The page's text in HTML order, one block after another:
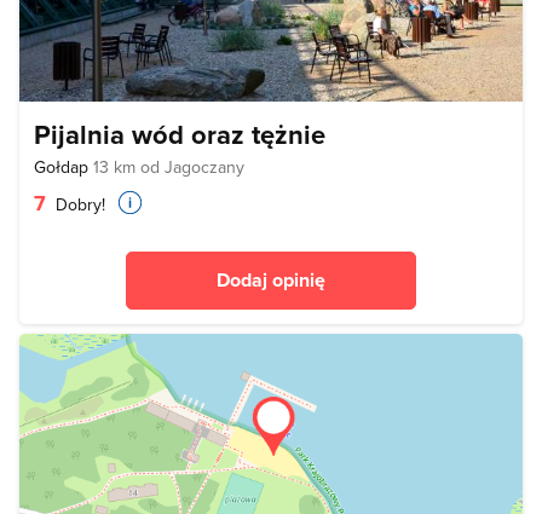
Pijalnia wód oraz tężnie
Gołdap 13 km od Jagoczany
7 Dobry!
Dodaj opinię